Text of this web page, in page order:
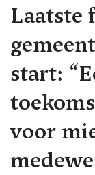
Laatste
start:
voor